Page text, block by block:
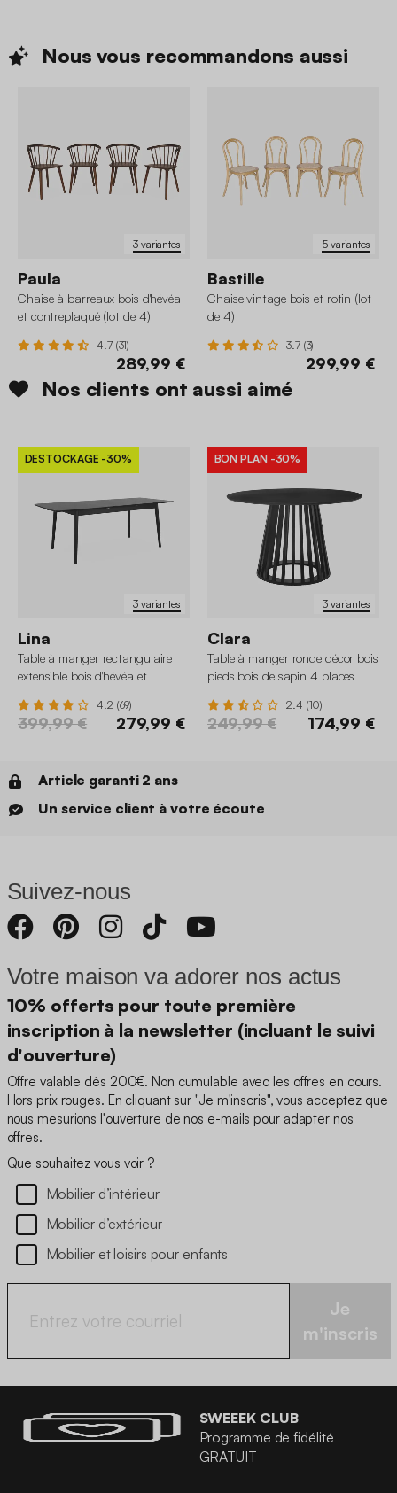
Nous vous recommandons aussi
3 variantes
Paula
Chaise à barreaux bois d'hévéa
et contreplaqué (lot de 4)
4.7 (31)
289,99 €
5 variantes
Bastille
Chaise vintage bois et rotin (lot
de 4)
3.7 (3)
299,99 €
Nos clients ont aussi aimé
3 variantes
DESTOCKAGE -30%
Lina
Table à manger rectangulaire
extensible bois d'hévéa et
4.2 (69)
399,99 € 279,99 €
3 variantes
BON PLAN -30%
Clara
Table à manger ronde décor bois
pieds bois de sapin 4 places
2.4 (10)
249,99 € 174,99 €
Article garanti 2 ans
Un service client à votre écoute
Suivez-nous
Votre maison va adorer nos actus
10% offerts pour toute première
inscription à la newsletter (incluant le suivi
d'ouverture)
Offre valable dès 200€. Non cumulable avec les offres en cours.
Hors prix rouges. En cliquant sur "Je m'inscris", vous acceptez que
nous mesurions l'ouverture de nos e-mails pour adapter nos
offres.
Que souhaitez vous voir ?
Mobilier d’intérieur
Mobilier d’extérieur
Mobilier et loisirs pour enfants
Je
m'inscris
SWEEEK CLUB
Programme de fidélité
GRATUIT